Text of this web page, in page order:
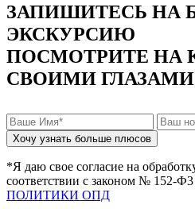
ЗАПИШИТЕСЬ НА
ЭКСКУРСИЮ
ПОСМОТРИТЕ НА
СВОИМИ ГЛАЗАМИ
*Я даю свое согласие на
соответствии с законом № 152-
ПОЛИТИКИ ОПД